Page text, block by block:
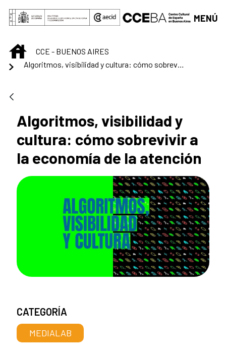
Saltar al contenido principal
MENÚ
INICIOCCE - BUENOS AIRES
Algoritmos, visibilidad y cultura: cómo sobrevivir a la economía de la atención
Algoritmos, visibilidad y
cultura: cómo sobrevivir a
la economía de la atención
CATEGORÍA
MEDIALAB